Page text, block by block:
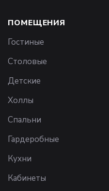
ПОМЕЩЕНИЯ
Гостиные
Столовые
Детские
Холлы
Спальни
Гардеробные
Кухни
Кабинеты